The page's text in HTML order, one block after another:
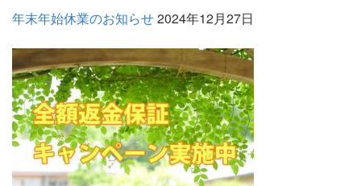
年末年始休業のお知らせ2024年12月27日